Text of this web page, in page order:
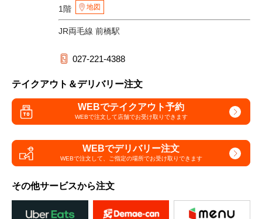
1階
地図
JR両毛線 前橋駅
027-221-4388
テイクアウト＆デリバリー注文
WEBでテイクアウト予約
WEBで注文して店舗でお受け取りできます
WEBでデリバリー注文
WEBで注文して、 ご指定の場所でお受け取りできます
その他サービスから注文